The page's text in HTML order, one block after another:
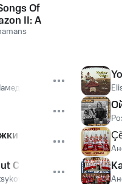
Of
II: A
Of
Рубаба Курбнова
на игрище пошли
Communist Army)
Maria Beltsykova,